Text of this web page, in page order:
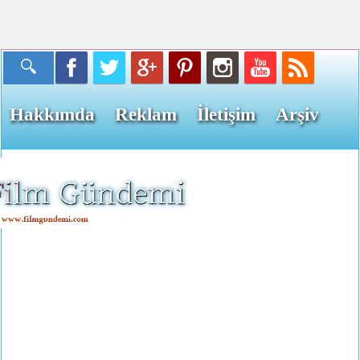
Hakkımda Reklam İletişim Arşiv